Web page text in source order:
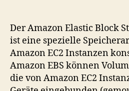
Der Amazon Elastic Block
ist eine spezielle
Amazon EC2 Instanzen
Amazon EBS können
die von Amazon EC2